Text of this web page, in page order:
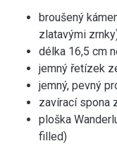
broušený
zlatavými
délka 16,5 cm
jemný řetízek
jemný, pevný
zavírací spona
ploška
filled)